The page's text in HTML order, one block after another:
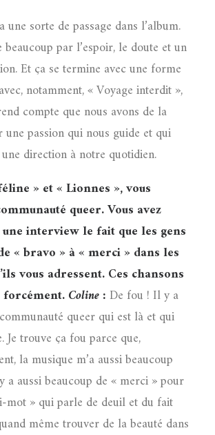
une sorte de passage dans l’album.
beaucoup par l’espoir, le doute et un
Et ça se termine avec une forme
notamment, « Voyage interdit »,
compte que nous avons de la
une passion qui nous guide et qui
direction à notre quotidien.
» et « Lionnes », vous
queer. Vous avez
une interview le fait que les gens
« bravo » à « merci » dans les
vous adressent. Ces chansons
Coline :De fou ! Il y a
queer qui est là et qui
Je trouve ça fou parce que,
la musique m’a aussi beaucoup
a aussi beaucoup de « merci » pour
mot » qui parle de deuil et du fait
même trouver de la beauté dans